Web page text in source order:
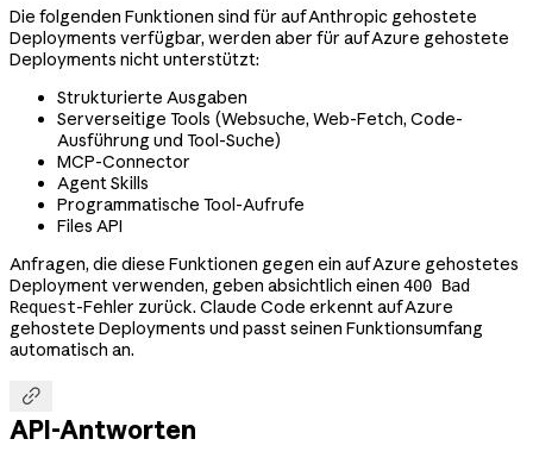
Die folgenden Funktionen sind für auf Anthropic gehostete
Deployments verfügbar, werden aber für auf Azure gehostete
Deployments nicht unterstützt:
Strukturierte Ausgaben
Serverseitige Tools (Websuche, Web-Fetch, Code-
Ausführung und Tool-Suche)
MCP-Connector
Agent Skills
Programmatische Tool-Aufrufe
Files API
Anfragen, die diese Funktionen gegen ein auf Azure gehostetes
Deployment verwenden, geben absichtlich einen 400 Bad
Request-Fehler zurück. Claude Code erkennt auf Azure
gehostete Deployments und passt seinen Funktionsumfang
automatisch an.

API-Antworten